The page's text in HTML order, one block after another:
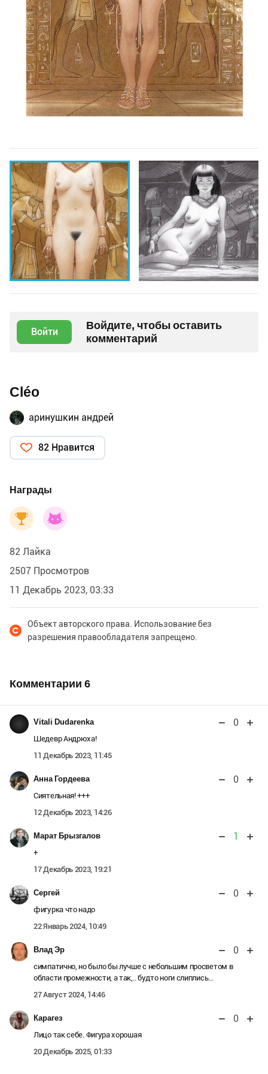
Войти
Войдите, чтобы оставить
комментарий
Cléo
аринушкин андрей
82 Нравится
Награды
82 Лайка
2507 Просмотров
11 Декабрь 2023, 03:33
Объект авторского права. Использование без
разрешения правообладателя запрещено.
Комментарии 6
Vitali Dudarenka 0
Шедевр Андрюха!
11 Декабрь 2023, 11:45
Анна Гордеева 0
Сиятельная! +++
12 Декабрь 2023, 14:26
Марат Брызгалов 1
+
17 Декабрь 2023, 19:21
Сергей 0
фигурка что надо
22 Январь 2024, 10:49
Влад Эр 0
симпатично, но было бы лучше с небольшим просветом в
области промежности, а так,.. будто ноги слиплись...
27 Август 2024, 14:46
Карагез 0
Лицо так себе. Фигура хорошая
20 Декабрь 2025, 01:33